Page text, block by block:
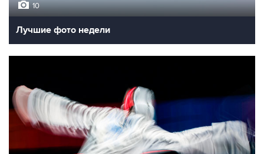
10
Лучшие фото недели